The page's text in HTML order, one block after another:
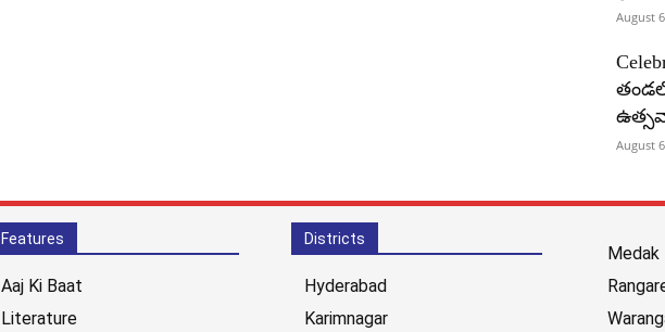
August
August
Features
Aaj Ki Baat
Literature
Districts
Hyderabad
Karimnagar
Medak